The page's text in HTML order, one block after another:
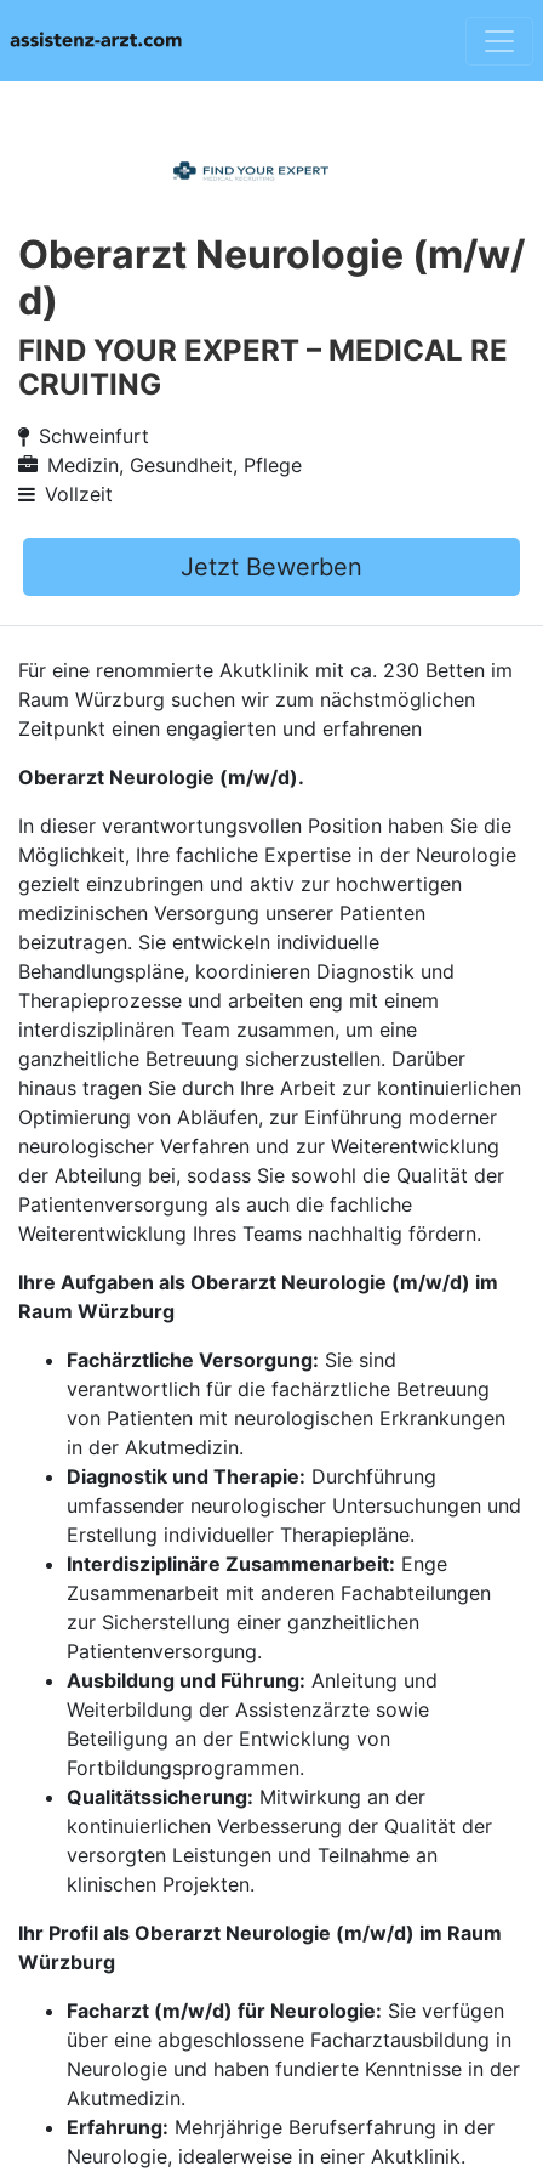
Oberarzt Neurologie (m/w/
d)
FIND YOUR EXPERT – MEDICAL RE
CRUITING
Schweinfurt
Medizin, Gesundheit, Pflege
Vollzeit
Jetzt Bewerben
Für eine renommierte Akutklinik mit ca. 230 Betten im
Raum Würzburg suchen wir zum nächstmöglichen
Zeitpunkt einen engagierten und erfahrenen
Oberarzt Neurologie (m/w/d).
In dieser verantwortungsvollen Position haben Sie die
Möglichkeit, Ihre fachliche Expertise in der Neurologie
gezielt einzubringen und aktiv zur hochwertigen
medizinischen Versorgung unserer Patienten
beizutragen. Sie entwickeln individuelle
Behandlungspläne, koordinieren Diagnostik und
Therapieprozesse und arbeiten eng mit einem
interdisziplinären Team zusammen, um eine
ganzheitliche Betreuung sicherzustellen. Darüber
hinaus tragen Sie durch Ihre Arbeit zur kontinuierlichen
Optimierung von Abläufen, zur Einführung moderner
neurologischer Verfahren und zur Weiterentwicklung
der Abteilung bei, sodass Sie sowohl die Qualität der
Patientenversorgung als auch die fachliche
Weiterentwicklung Ihres Teams nachhaltig fördern.
Ihre Aufgaben als Oberarzt Neurologie (m/w/d) im
Raum Würzburg
Fachärztliche Versorgung: Sie sind
verantwortlich für die fachärztliche Betreuung
von Patienten mit neurologischen Erkrankungen
in der Akutmedizin.
Diagnostik und Therapie: Durchführung
umfassender neurologischer Untersuchungen und
Erstellung individueller Therapiepläne.
Interdisziplinäre Zusammenarbeit: Enge
Zusammenarbeit mit anderen Fachabteilungen
zur Sicherstellung einer ganzheitlichen
Patientenversorgung.
Ausbildung und Führung: Anleitung und
Weiterbildung der Assistenzärzte sowie
Beteiligung an der Entwicklung von
Fortbildungsprogrammen.
Qualitätssicherung: Mitwirkung an der
kontinuierlichen Verbesserung der Qualität der
versorgten Leistungen und Teilnahme an
klinischen Projekten.
Ihr Profil als Oberarzt Neurologie (m/w/d) im Raum
Würzburg
Facharzt (m/w/d) für Neurologie: Sie verfügen
über eine abgeschlossene Facharztausbildung in
Neurologie und haben fundierte Kenntnisse in der
Akutmedizin.
Erfahrung: Mehrjährige Berufserfahrung in der
Neurologie, idealerweise in einer Akutklinik.